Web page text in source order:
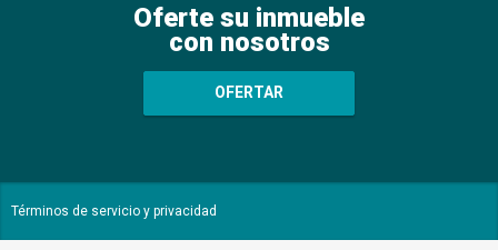
Oferte su inmueble
con nosotros
OFERTAR
Términos de servicio y privacidad